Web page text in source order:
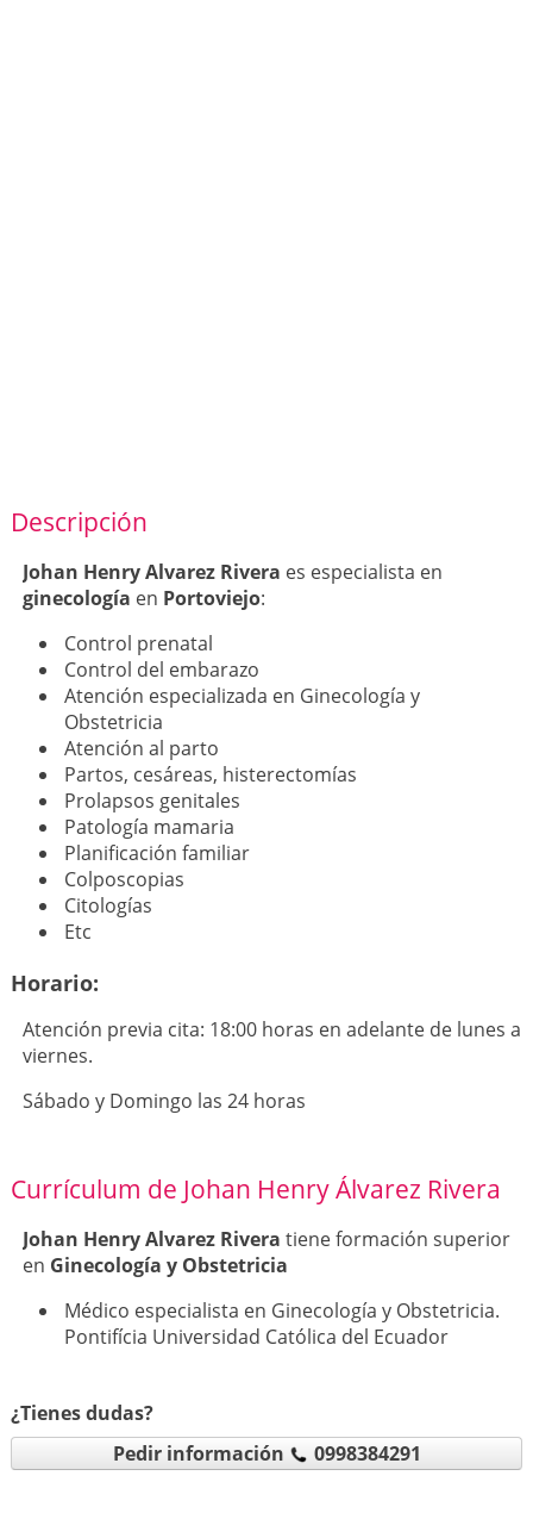
Descripción
Johan Henry Alvarez Rivera es especialista en
ginecología en Portoviejo:
Control prenatal
Control del embarazo
Atención especializada en Ginecología y
Obstetricia
Atención al parto
Partos, cesáreas, histerectomías
Prolapsos genitales
Patología mamaria
Planificación familiar
Colposcopias
Citologías
Etc
Horario:
Atención previa cita: 18:00 horas en adelante de lunes a
viernes.
Sábado y Domingo las 24 horas
Currículum de Johan Henry Álvarez Rivera
Johan Henry Alvarez Rivera tiene formación superior
en Ginecología y Obstetricia
Médico especialista en Ginecología y Obstetricia.
Pontifícia Universidad Católica del Ecuador
¿Tienes dudas?
Pedir información
0998384291